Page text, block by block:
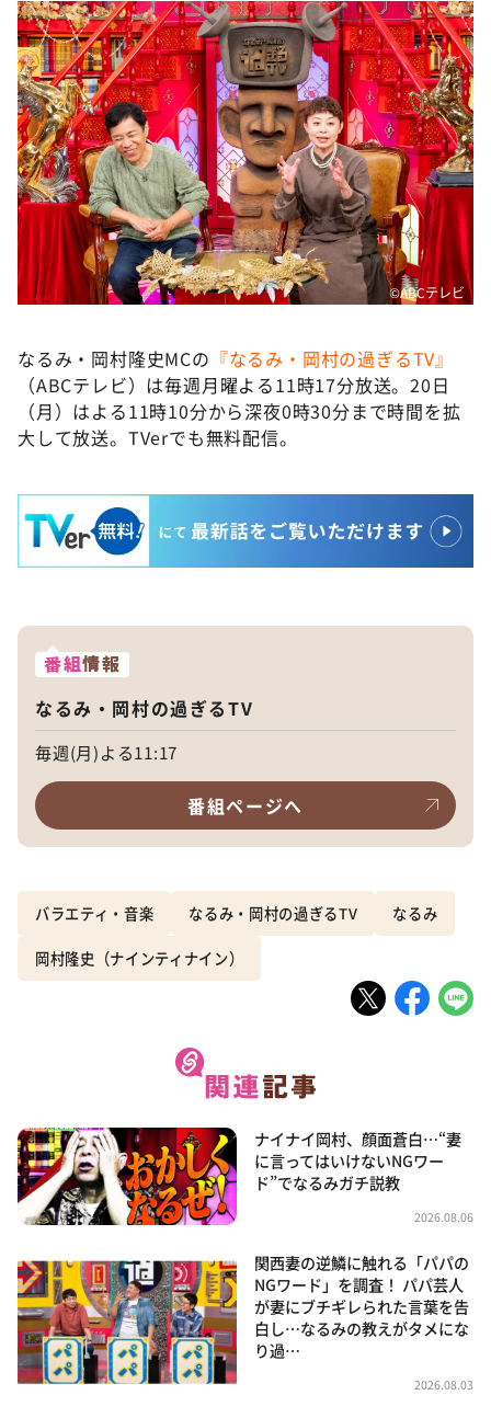
©ABCテレビ
なるみ・岡村隆史MCの 『なるみ・岡村の過ぎるTV』
（ABCテレビ）は毎週月曜よる11時17分放送。20日
（月）はよる11時10分から深夜0時30分まで時間を拡
大して放送。TVerでも無料配信。
番組情報
なるみ・岡村の過ぎるTV
毎週(月)よる11:17
番組ページへ
バラエティ・音楽 なるみ・岡村の過ぎるTV なるみ
岡村隆史（ナインティナイン）
ナイナイ岡村、顔面蒼白…“妻
に言ってはいけないNGワー
ド”でなるみガチ説教
2026.08.06
関西妻の逆鱗に触れる「パパの
NGワード」を調査！ パパ芸人
が妻にブチギレられた言葉を告
白し…なるみの教えがタメにな
り過…
2026.08.03